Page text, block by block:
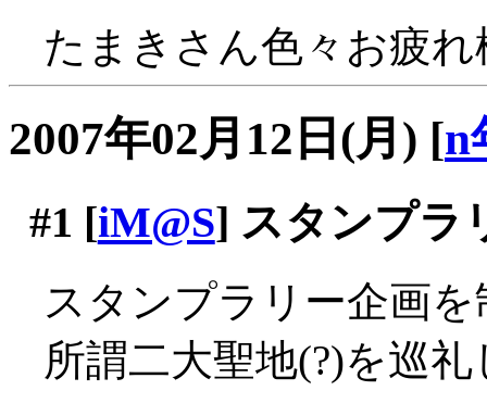
たまきさん色々お疲
2007年02月12日(月) [n
#1 [iM@S] スタンプラ
スタンプラリー企画
所謂二大聖地(?)を巡